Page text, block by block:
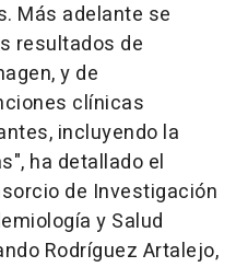
Más adelante se
resultados de
y de
clínicas
incluyendo la
ha detallado el
de Investigación
y Salud
Rodríguez Artalejo,